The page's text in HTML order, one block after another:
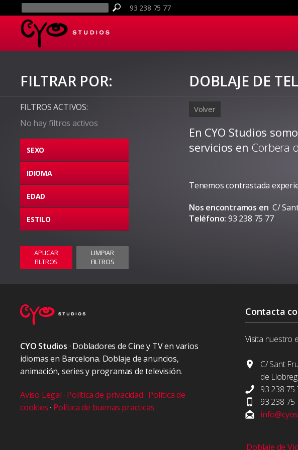
93 238 75 77
FILTRAR POR:
FILTROS ACTIVOS:
No hay filtros activos
SEXO
IDIOMA
EDAD
ESTILO
APLICAR
FILTROS
LIMPIAR
FILTROS
DOBLAJE DE
Volver
En CYO Studios
servicios en Corbera
Tenemos contrastada
Nos encontramos en C/
Teléfono: 93 238 75 77
CYO Studios · Dobladores de Cine y TV en varios
idiomas en Barcelona. Doblaje de anuncios,
animación, series y programas de televisión.
Aviso Legal · Política de privacidad · Política de
cookies · Política de buenas practicas
Contacta
Visita nuestro
C/ Sant
de
93 238 75
93 238 75
Doblaje de